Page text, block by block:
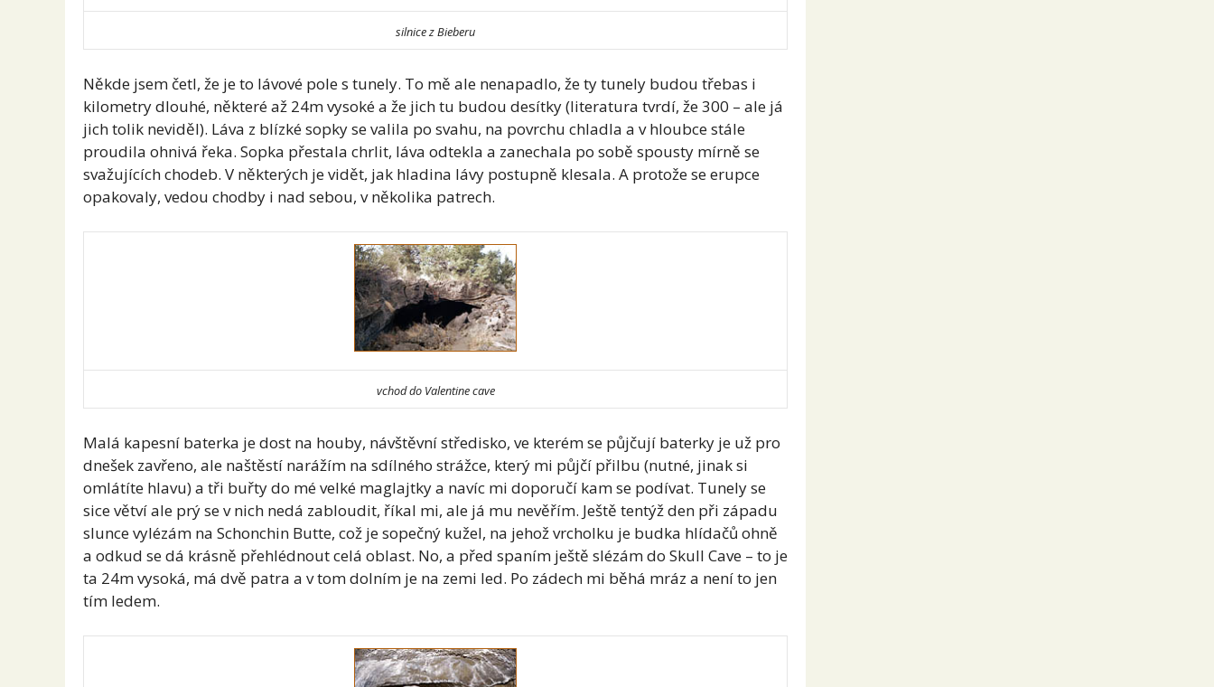
silnice z Bieberu
Někde jsem četl, že je to lávové pole s tunely. To mě ale nenapadlo, že ty tunely budou třebas i
kilometry dlouhé, některé až 24m vysoké a že jich tu budou desítky (literatura tvrdí, že 300 – ale já
jich tolik neviděl). Láva z blízké sopky se valila po svahu, na povrchu chladla a v hloubce stále
proudila ohnivá řeka. Sopka přestala chrlit, láva odtekla a zanechala po sobě spousty mírně se
svažujících chodeb. V některých je vidět, jak hladina lávy postupně klesala. A protože se erupce
opakovaly, vedou chodby i nad sebou, v několika patrech.
vchod do Valentine cave
Malá kapesní baterka je dost na houby, návštěvní středisko, ve kterém se půjčují baterky je už pro
dnešek zavřeno, ale naštěstí narážím na sdílného strážce, který mi půjčí přilbu (nutné, jinak si
omlátíte hlavu) a tři buřty do mé velké maglajtky a navíc mi doporučí kam se podívat. Tunely se
sice větví ale prý se v nich nedá zabloudit, říkal mi, ale já mu nevěřím. Ještě tentýž den při západu
slunce vylézám na Schonchin Butte, což je sopečný kužel, na jehož vrcholku je budka hlídačů ohně
a odkud se dá krásně přehlédnout celá oblast. No, a před spaním ještě slézám do Skull Cave – to je
ta 24m vysoká, má dvě patra a v tom dolním je na zemi led. Po zádech mi běhá mráz a není to jen
tím ledem.